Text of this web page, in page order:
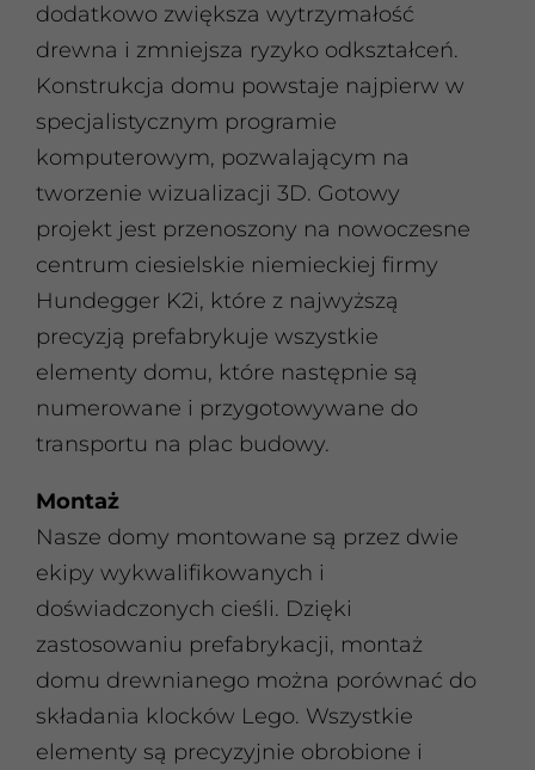
dodatkowo zwiększa wytrzymałość
drewna i zmniejsza ryzyko odkształceń.
Konstrukcja domu powstaje najpierw w
specjalistycznym programie
komputerowym, pozwalającym na
tworzenie wizualizacji 3D. Gotowy
projekt jest przenoszony na nowoczesne
centrum ciesielskie niemieckiej firmy
Hundegger K2i, które z najwyższą
precyzją prefabrykuje wszystkie
elementy domu, które następnie są
numerowane i przygotowywane do
transportu na plac budowy.
Montaż
Nasze domy montowane są przez dwie
ekipy wykwalifikowanych i
doświadczonych cieśli. Dzięki
zastosowaniu prefabrykacji, montaż
domu drewnianego można porównać do
składania klocków Lego. Wszystkie
elementy są precyzyjnie obrobione i